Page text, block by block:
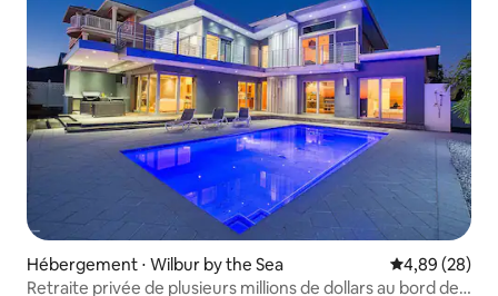
Hébergement ⋅ Wilbur by the Sea Évaluation
4,89 (28)
Retraite privée de plusieurs millions de dollars au bord de